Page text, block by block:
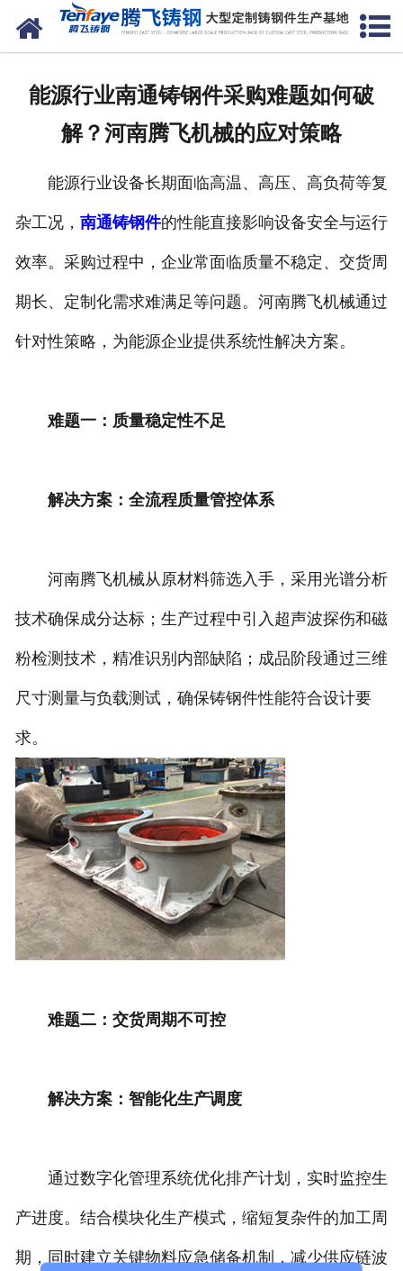
网站首页
生产能力
联系我们
能源行业南通铸钢件采购难题如何破
解？河南腾飞机械的应对策略
能源行业设备长期面临高温、高压、高负荷等复
杂工况， 南通铸钢件的性能直接影响设备安全与运行
效率。采购过程中，企业常面临质量不稳定、交货周
期长、定制化需求难满足等问题。河南腾飞机械通过
针对性策略，为能源企业提供系统性解决方案。
难题一：质量稳定性不足
解决方案：全流程质量管控体系
河南腾飞机械从原材料筛选入手，采用光谱分析
技术确保成分达标；生产过程中引入超声波探伤和磁
粉检测技术，精准识别内部缺陷；成品阶段通过三维
尺寸测量与负载测试，确保铸钢件性能符合设计要
求。
难题二：交货周期不可控
解决方案：智能化生产调度
通过数字化管理系统优化排产计划，实时监控生
产进度。结合模块化生产模式，缩短复杂件的加工周
期，同时建立关键物料应急储备机制，减少供应链波